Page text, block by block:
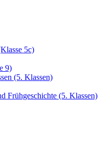
5c)
9)
(5. Klassen)
Frühgeschichte (5. Klassen)